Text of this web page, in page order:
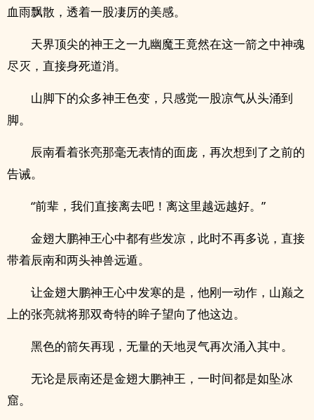
血雨飘散，透着一股凄厉的美感。
天界顶尖的神王之一九幽魔王竟然在这一箭之中神魂
尽灭，直接身死道消。
山脚下的众多神王色变，只感觉一股凉气从头涌到
脚。
辰南看着张亮那毫无表情的面庞，再次想到了之前的
告诫。
“前辈，我们直接离去吧！离这里越远越好。”
金翅大鹏神王心中都有些发凉，此时不再多说，直接
带着辰南和两头神兽远遁。
让金翅大鹏神王心中发寒的是，他刚一动作，山巅之
上的张亮就将那双奇特的眸子望向了他这边。
黑色的箭矢再现，无量的天地灵气再次涌入其中。
无论是辰南还是金翅大鹏神王，一时间都是如坠冰
窟。